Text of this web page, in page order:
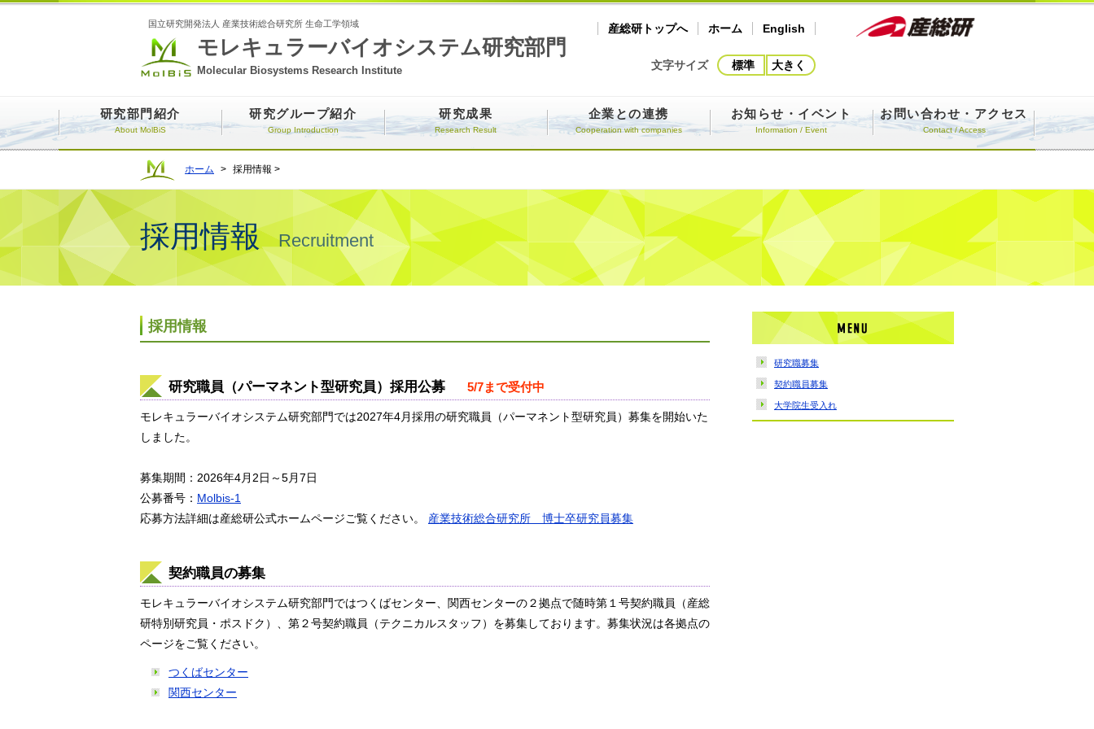
国立研究開発法人 産業技術総合研究所 生命工学領域
モレキュラーバイオシステム研究部門
Molecular Biosystems Research Institute
産総研トップへ ホーム English
文字サイズ 標準 大きく
研究部門紹介
About MolBiS
研究グループ紹介
Group Introduction
研究成果
Research Result
企業との連携
Cooperation with companies
お知らせ・イベント
Information / Event
お問い合わせ・アクセス
Contact / Access
ホーム > 採用情報 >
採用情報 Recruitment
研究職募集
契約職員募集
大学院生受入れ
採用情報
研究職員（パーマネント型研究員）採用公募 5/7まで受付中
モレキュラーバイオシステム研究部門では2027年4月採用の研究職員（パーマネント型研究員）募集を開始いた
しました。
募集期間：2026年4月2日～5月7日
公募番号： Molbis-1
応募方法詳細は産総研公式ホームページご覧ください。 産業技術総合研究所 博士卒研究員募集
契約職員の募集
モレキュラーバイオシステム研究部門ではつくばセンター、関西センターの２拠点で随時第１号契約職員（産総
研特別研究員・ポスドク）、第２号契約職員（テクニカルスタッフ）を募集しております。募集状況は各拠点の
ページをご覧ください。
つくばセンター
関西センター